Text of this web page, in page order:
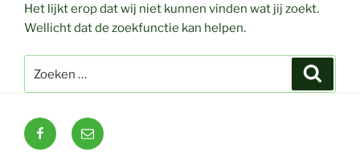
Het lijkt erop dat wij niet kunnen vinden wat jij zoekt.
Wellicht dat de zoekfunctie kan helpen.
naar:
Facebook
E-
mail